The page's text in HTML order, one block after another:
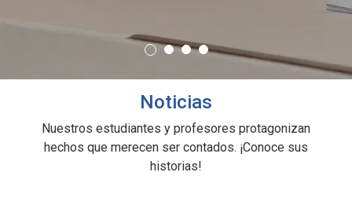
Noticias
Nuestros estudiantes y profesores protagonizan
hechos que merecen ser contados. ¡Conoce sus
historias!